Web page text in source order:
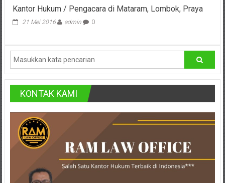
Purworejo,
Purwokerto,
Kebumen,
Tasikmalaya,
Purwodadi,
Wonogiri,
Pacitan,
Palembang,
Bandar
Kelas
Langsung
Kantor Hukum / Pengacara di Mataram, Lombok, Praya
21 Mei 2016 admin 0
KONTAK KAMI